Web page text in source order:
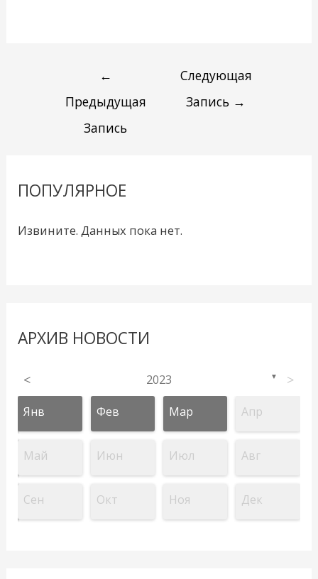
←
Предыдущая
Запись
Следующая
Запись →
ПОПУЛЯРНОЕ
Извините. Данных пока нет.
АРХИВ НОВОСТИ
< 2023 ▼ >
Янв Фев Мар Апр
Май Июн Июл Авг
Сен Окт Ноя Дек